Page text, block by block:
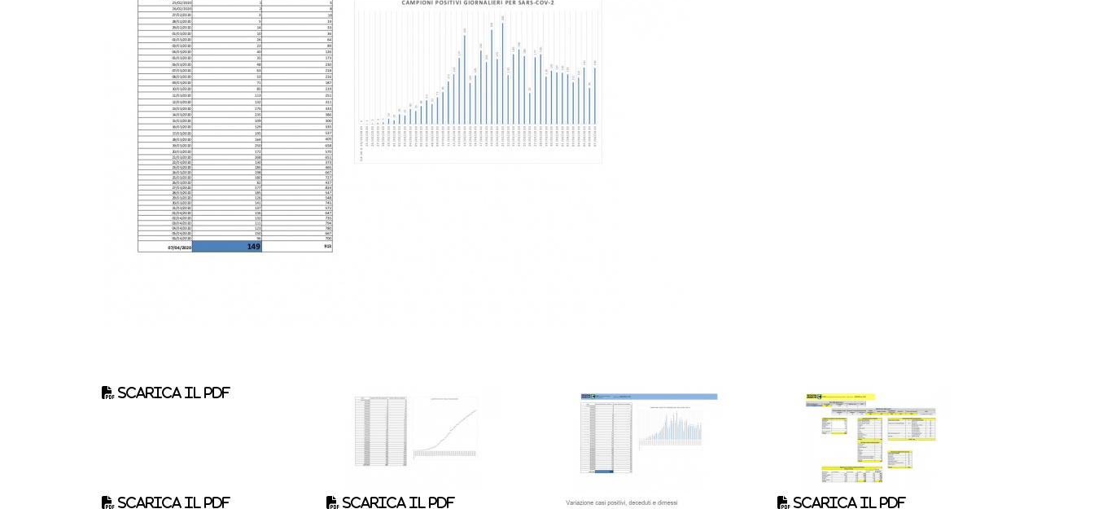
Scarica il pdf
Scarica il pdf Scarica il pdf Scarica il pdf